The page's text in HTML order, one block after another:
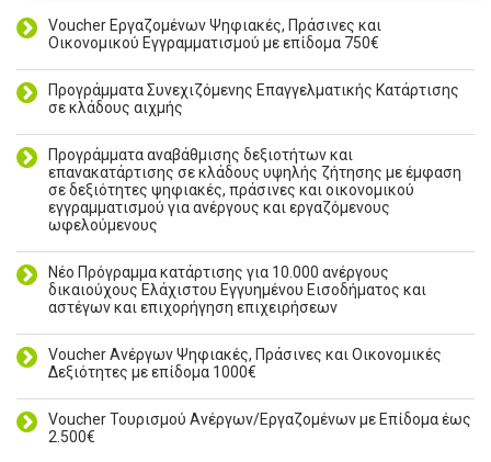
Voucher Εργαζομένων Ψηφιακές, Πράσινες και
Οικονομικού Εγγραμματισμού με επίδομα 750€
Προγράμματα Συνεχιζόμενης Επαγγελματικής Κατάρτισης
σε κλάδους αιχμής
Προγράμματα αναβάθμισης δεξιοτήτων και
επανακατάρτισης σε κλάδους υψηλής ζήτησης με έμφαση
σε δεξιότητες ψηφιακές, πράσινες και οικονομικού
εγγραμματισμού για ανέργους και εργαζόμενους
ωφελούμενους
Νέο Πρόγραμμα κατάρτισης για 10.000 ανέργους
δικαιούχους Ελάχιστου Εγγυημένου Εισοδήματος και
αστέγων και επιχορήγηση επιχειρήσεων
Voucher Ανέργων Ψηφιακές, Πράσινες και Οικονομικές
Δεξιότητες με επίδομα 1000€
Voucher Τουρισμού Ανέργων/Εργαζομένων με Επίδομα έως
2.500€